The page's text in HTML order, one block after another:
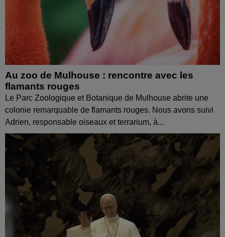
Au zoo de Mulhouse : rencontre avec les
flamants rouges
Le Parc Zoologique et Botanique de Mulhouse abrite une
colonie remarquable de flamants rouges. Nous avons suivi
Adrien, responsable oiseaux et terrarium, à...